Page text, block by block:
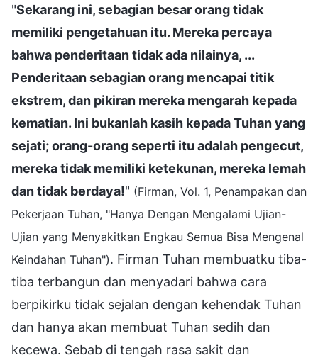
"Sekarang ini, sebagian besar orang tidak
memiliki pengetahuan itu. Mereka percaya
bahwa penderitaan tidak ada nilainya, ...
Penderitaan sebagian orang mencapai titik
ekstrem, dan pikiran mereka mengarah kepada
kematian. Ini bukanlah kasih kepada Tuhan yang
sejati; orang-orang seperti itu adalah pengecut,
mereka tidak memiliki ketekunan, mereka lemah
dan tidak berdaya!" (Firman, Vol. 1, Penampakan dan
Pekerjaan Tuhan, "Hanya Dengan Mengalami Ujian-
Ujian yang Menyakitkan Engkau Semua Bisa Mengenal
Keindahan Tuhan"). Firman Tuhan membuatku tiba-
tiba terbangun dan menyadari bahwa cara
berpikirku tidak sejalan dengan kehendak Tuhan
dan hanya akan membuat Tuhan sedih dan
kecewa. Sebab di tengah rasa sakit dan